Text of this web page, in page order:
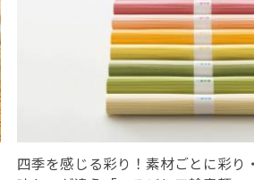
四季を感じる彩り！素材ごとに彩り